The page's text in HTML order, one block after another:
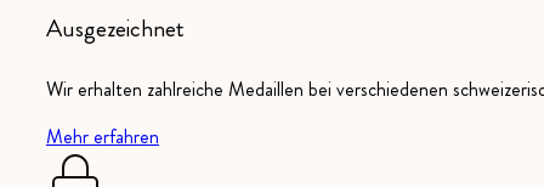
Ausgezeichnet
Wir erhalten zahlreiche Medaillen bei verschiedenen
Mehr erfahren